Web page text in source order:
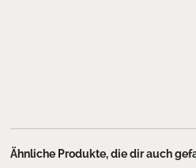
Ähnliche Produkte, die dir auch